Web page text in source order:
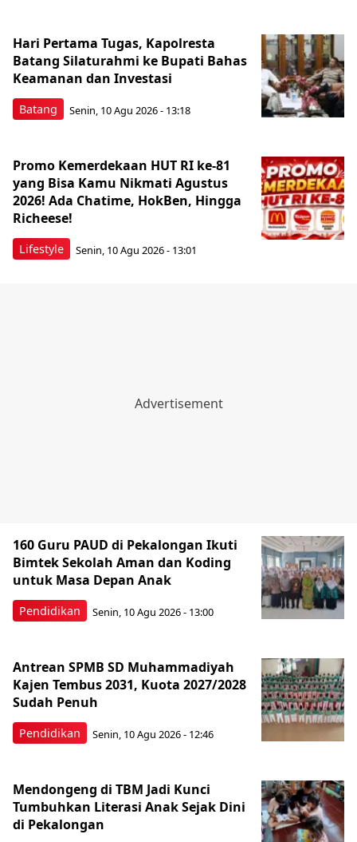
Batang
Hari Pertama Tugas, Kapolresta
Batang Silaturahmi ke Bupati Bahas
Keamanan dan Investasi
Senin, 10 Agu 2026 - 13:18
Lifestyle
Promo Kemerdekaan HUT RI ke-81
yang Bisa Kamu Nikmati Agustus
2026! Ada Chatime, HokBen, Hingga
Richeese!
Senin, 10 Agu 2026 - 13:01
Pendidikan
160 Guru PAUD di Pekalongan Ikuti
Bimtek Sekolah Aman dan Koding
untuk Masa Depan Anak
Senin, 10 Agu 2026 - 13:00
Pendidikan
Antrean SPMB SD Muhammadiyah
Kajen Tembus 2031, Kuota 2027/2028
Sudah Penuh
Senin, 10 Agu 2026 - 12:46
Mendongeng di TBM Jadi Kunci
Tumbuhkan Literasi Anak Sejak Dini
di Pekalongan